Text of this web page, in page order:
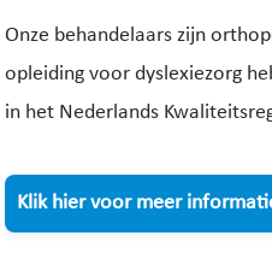
Onze behandelaars zijn
opleiding voor dyslexiezorg
in het Nederlands
Klik hier voor meer